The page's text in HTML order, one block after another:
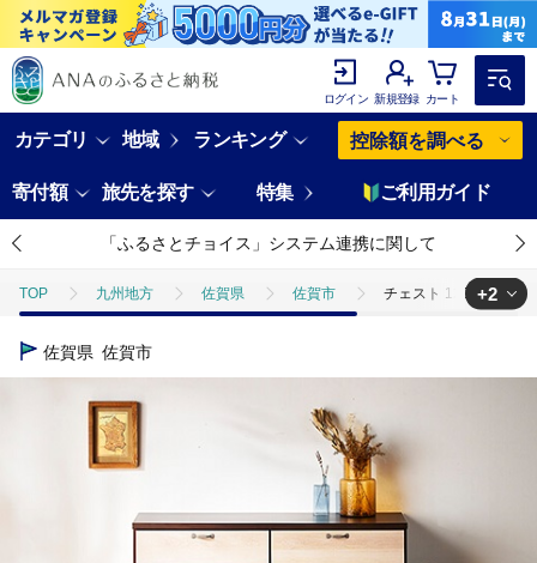
ログイン 新規登録 カート
カテゴリ 地域 ランキング 控除額を調べる
寄付額 旅先を探す 特集 ご利用ガイド
「ふるさとチョイス」システム連携に関して
TOP 九州地方 佐賀県 佐賀市 チェスト 120cm幅3段
TOP
+2
佐賀県 佐賀市